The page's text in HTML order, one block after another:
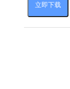
立即下载